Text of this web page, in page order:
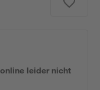
leider nicht